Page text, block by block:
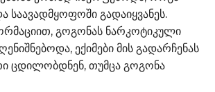
საავადმყოფოში გადაიყვანეს.
გოგონას ნარკოტიკული
ექიმები მის გადარჩენას
ცდილობდნენ, თუმცა გოგონა